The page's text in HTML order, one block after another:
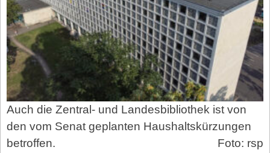
Auch die Zentral- und Landesbibliothek ist von
den vom Senat geplanten Haushaltskürzungen
betroffen.
Foto: rsp